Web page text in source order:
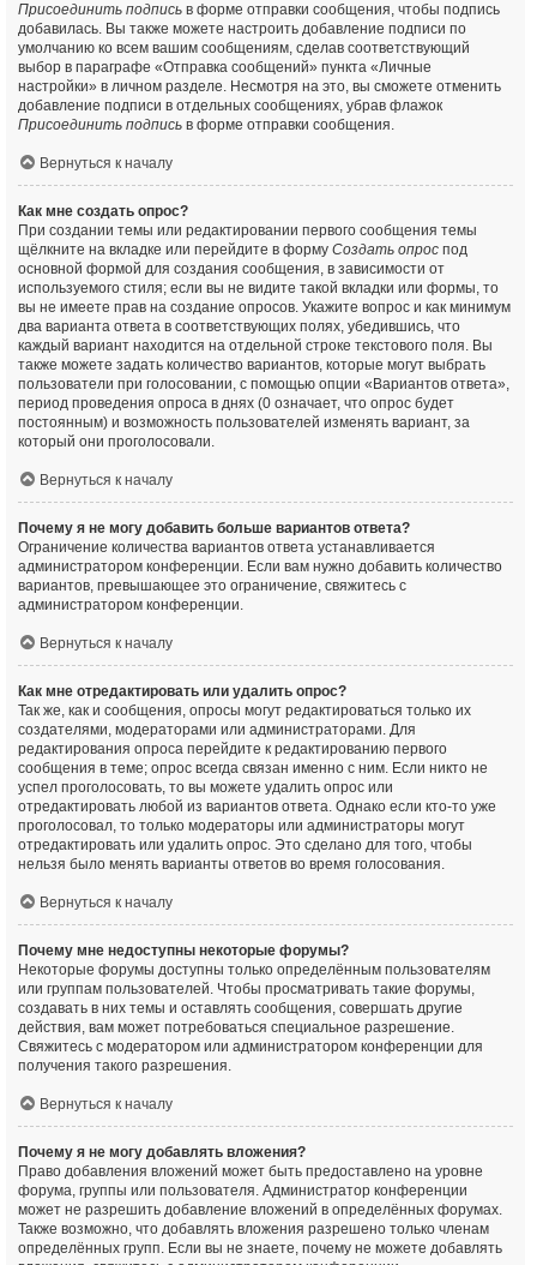
Присоединить подпись в форме отправки сообщения, чтобы подпись
добавилась. Вы также можете настроить добавление подписи по
умолчанию ко всем вашим сообщениям, сделав соответствующий
выбор в параграфе «Отправка сообщений» пункта «Личные
настройки» в личном разделе. Несмотря на это, вы сможете отменить
добавление подписи в отдельных сообщениях, убрав флажок
Присоединить подпись в форме отправки сообщения.
Вернуться к началу
Как мне создать опрос?
При создании темы или редактировании первого сообщения темы
щёлкните на вкладке или перейдите в форму Создать опрос под
основной формой для создания сообщения, в зависимости от
используемого стиля; если вы не видите такой вкладки или формы, то
вы не имеете прав на создание опросов. Укажите вопрос и как минимум
два варианта ответа в соответствующих полях, убедившись, что
каждый вариант находится на отдельной строке текстового поля. Вы
также можете задать количество вариантов, которые могут выбрать
пользователи при голосовании, с помощью опции «Вариантов ответа»,
период проведения опроса в днях (0 означает, что опрос будет
постоянным) и возможность пользователей изменять вариант, за
который они проголосовали.
Вернуться к началу
Почему я не могу добавить больше вариантов ответа?
Ограничение количества вариантов ответа устанавливается
администратором конференции. Если вам нужно добавить количество
вариантов, превышающее это ограничение, свяжитесь с
администратором конференции.
Вернуться к началу
Как мне отредактировать или удалить опрос?
Так же, как и сообщения, опросы могут редактироваться только их
создателями, модераторами или администраторами. Для
редактирования опроса перейдите к редактированию первого
сообщения в теме; опрос всегда связан именно с ним. Если никто не
успел проголосовать, то вы можете удалить опрос или
отредактировать любой из вариантов ответа. Однако если кто-то уже
проголосовал, то только модераторы или администраторы могут
отредактировать или удалить опрос. Это сделано для того, чтобы
нельзя было менять варианты ответов во время голосования.
Вернуться к началу
Почему мне недоступны некоторые форумы?
Некоторые форумы доступны только определённым пользователям
или группам пользователей. Чтобы просматривать такие форумы,
создавать в них темы и оставлять сообщения, совершать другие
действия, вам может потребоваться специальное разрешение.
Свяжитесь с модератором или администратором конференции для
получения такого разрешения.
Вернуться к началу
Почему я не могу добавлять вложения?
Право добавления вложений может быть предоставлено на уровне
форума, группы или пользователя. Администратор конференции
может не разрешить добавление вложений в определённых форумах.
Также возможно, что добавлять вложения разрешено только членам
определённых групп. Если вы не знаете, почему не можете добавлять